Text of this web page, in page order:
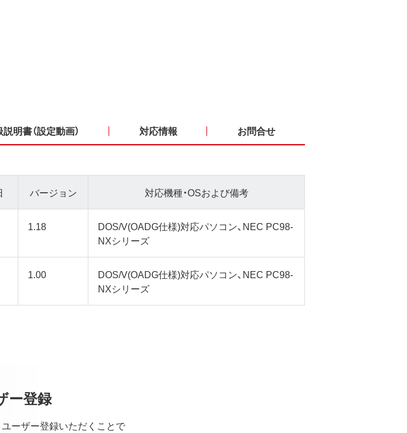
明書（設定動画） 対応情報 お問合せ
バージョン 対応機種・OSおよび備考
1.18
DOS/V(OADG仕様)対応パソコン、NEC PC98-
NXシリーズ
1.00
DOS/V(OADG仕様)対応パソコン、NEC PC98-
NXシリーズ
ー登録
ーザー登録いただくことで